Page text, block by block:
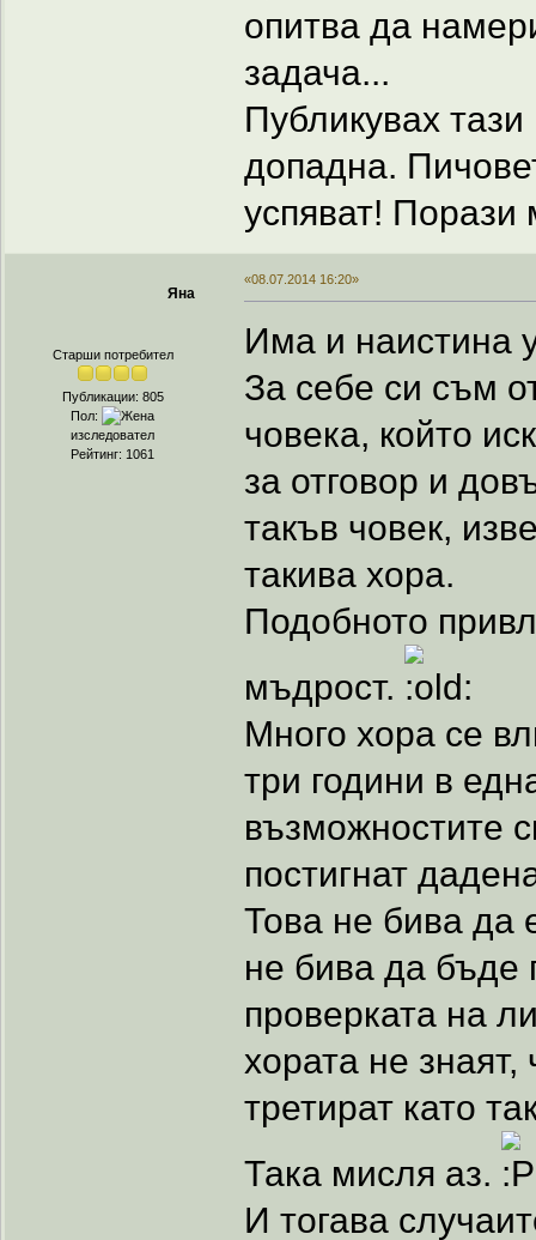
опитва да
задача...
Публикувах
допадна.
успяват! Порази
Яна
Старши потребител
Публикации: 805
Пол:
изследовател
Рейтинг: 1061
«08.07.2014 16:20»
Има и наистина
За себе си съм
човека, който
за отговор и
такъв човек,
такива хора.
Подобното
мъдрост.
Много хора се
три години в
възможностите
постигнат
Това не бива да
не бива да бъде
проверката на
хората не
третират като
Така мисля аз.
И тогава